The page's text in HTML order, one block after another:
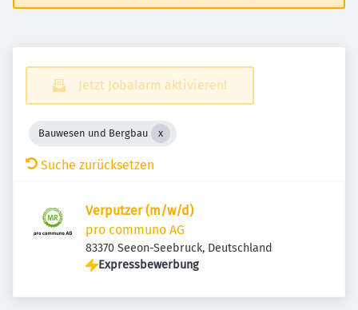
Jetzt Jobalarm aktivieren!
Bauwesen und Bergbau
Suche zurücksetzen
Verputzer (m/w/d)
pro communo AG
83370 Seeon-Seebruck, Deutschland
Expressbewerbung